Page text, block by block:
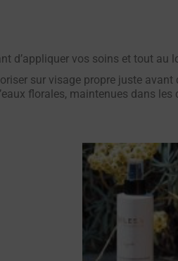
d’appliquer vos soins et tout au
sur visage propre juste
florales, maintenues dans